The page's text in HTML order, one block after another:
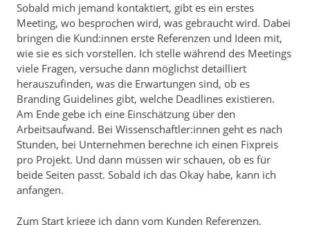
Sobald mich jemand kontaktiert, gibt es ein erstes
Meeting, wo besprochen wird, was gebraucht wird. Dabei
bringen die Kund:innen erste Referenzen und Ideen mit,
wie sie es sich vorstellen. Ich stelle während des Meetings
viele Fragen, versuche dann möglichst detailliert
herauszufinden, was die Erwartungen sind, ob es
Branding Guidelines gibt, welche Deadlines existieren.
Am Ende gebe ich eine Einschätzung über den
Arbeitsaufwand. Bei Wissenschaftler:innen geht es nach
Stunden, bei Unternehmen berechne ich einen Fixpreis
pro Projekt. Und dann müssen wir schauen, ob es für
beide Seiten passt. Sobald ich das Okay habe, kann ich
anfangen.
Zum Start kriege ich dann vom Kunden Referenzen,